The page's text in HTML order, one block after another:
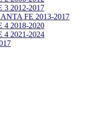
3 2012-2017
FE 2013-2017
4 2018-2020
4 2021-2024